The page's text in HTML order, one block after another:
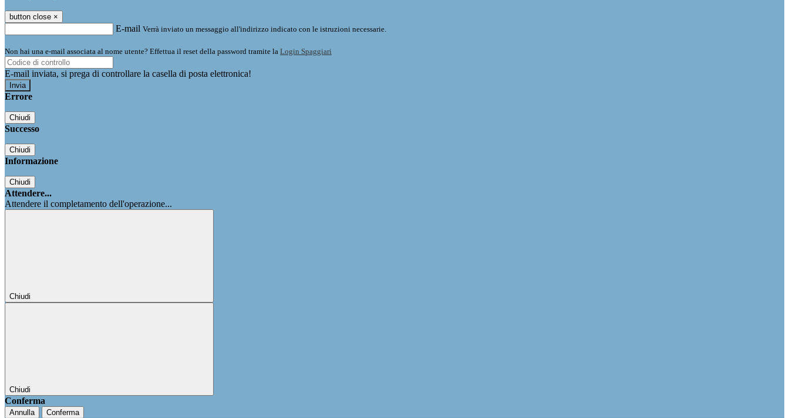
button close ×
E-mail Verrà inviato un messaggio all'indirizzo indicato con le istruzioni necessarie.
Non hai una e-mail associata al nome utente? Effettua il reset della password tramite la Login Spaggiari
E-mail inviata, si prega di controllare la casella di posta elettronica!
Errore
Chiudi
Successo
Chiudi
Informazione
Chiudi
Attendere...
Attendere il completamento dell'operazione...
Chiudi
Chiudi
Conferma
Annulla Conferma